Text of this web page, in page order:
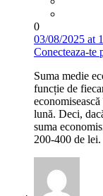
0
03/08/2025 at
Conecteaza-te
Suma medie
funcție de
lună. Deci,
suma
200-400 de lei.